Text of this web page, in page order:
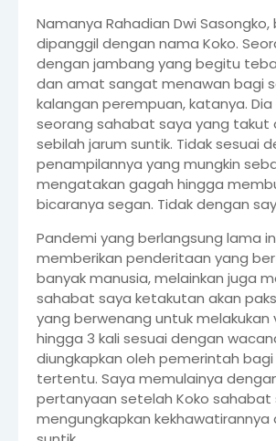
Namanya Rahadian Dwi Sasongko,
dipanggil dengan nama Koko.
dengan jambang yang begitu
dan amat sangat menawan bagi
kalangan perempuan, katanya.
seorang sahabat saya yang takut
sebilah jarum suntik. Tidak sesuai
penampilannya yang mungkin
mengatakan gagah hingga
bicaranya segan. Tidak dengan
Pandemi yang berlangsung lama
memberikan penderitaan yang
banyak manusia, melainkan juga
sahabat saya ketakutan akan
yang berwenang untuk melakukan
hingga 3 kali sesuai dengan
diungkapkan oleh pemerintah bagi
tertentu. Saya memulainya
pertanyaan setelah Koko sahabat
mengungkapkan kekhawatirannya